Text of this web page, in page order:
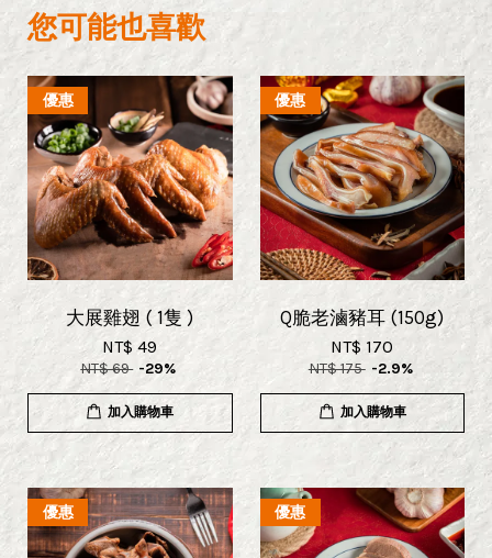
您可能也喜歡
優惠
大展雞翅 ( 1隻 )
NT$ 49
NT$ 69 -29%
加入購物車
優惠
Q脆老滷豬耳 (150g)
NT$ 170
NT$ 175 -2.9%
加入購物車
優惠 優惠